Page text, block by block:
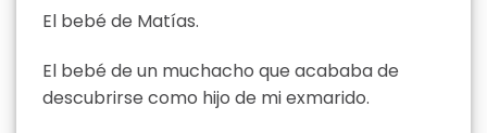
El bebé de Matías.
El bebé de un muchacho que acababa de
descubrirse como hijo de mi exmarido.